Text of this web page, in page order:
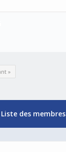
»
des membres